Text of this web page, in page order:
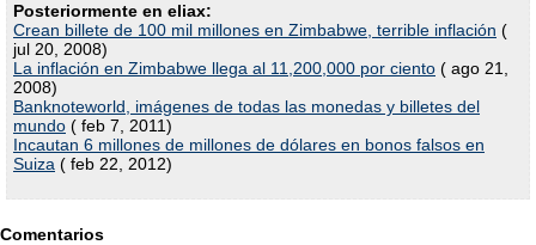
Posteriormente en eliax:
Crean billete de 100 mil millones en Zimbabwe, terrible inflación (
jul 20, 2008)
La inflación en Zimbabwe llega al 11,200,000 por ciento ( ago 21,
2008)
Banknoteworld, imágenes de todas las monedas y billetes del
mundo ( feb 7, 2011)
Incautan 6 millones de millones de dólares en bonos falsos en
Suiza ( feb 22, 2012)
Comentarios